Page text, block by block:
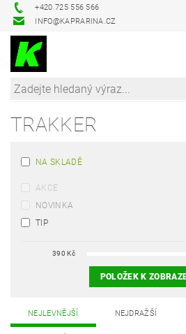
+420 725 556 566
INFO@KAPRARINA.CZ
TRAKKER
NA SKLADĚ
AKCE
NOVINKA
TIP
390 Kč
POLOŽEK K
NEJLEVNĚJŠÍ NEJDRAŽŠÍ